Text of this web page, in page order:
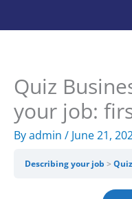
to
Quiz
your job:
Byadmin / June 21,
Describing your job Quiz